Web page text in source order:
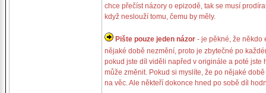
chce přečíst názory o epizodě, tak se musí
když neslouží tomu, čemu by měly.
Pište pouze jeden názor - je pěkné, že někdo
nějaké době nezmění, proto je zbytečné po
pokud jste díl viděli napřed v originále a poté
může změnit. Pokud si myslíte, že po nějaké
na věc. Ale někteří dokonce hned po sobě díl